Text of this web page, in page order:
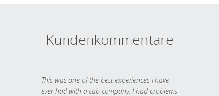
Kundenkommentare
This was one of the best experiences I have
ever had with a cab company. I had problems